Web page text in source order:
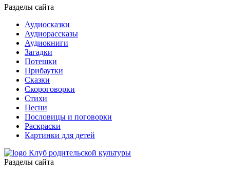
Разделы сайта
Аудиосказки
Аудиорассказы
Аудиокниги
Загадки
Потешки
Прибаутки
Сказки
Скороговорки
Стихи
Песни
Пословицы и поговорки
Раскраски
Картинки для детей
Клуб родительской культуры
Разделы сайта